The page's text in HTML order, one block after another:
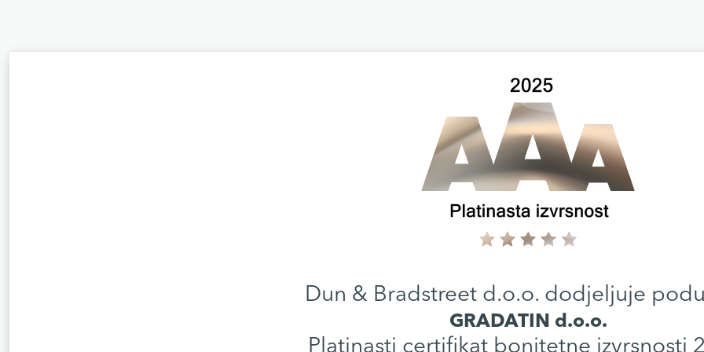
Dun & Bradstreet d.o.o. dodjeljuje
GRADATIN d.o.o.
Platinasti certifikat bonitetne izvrsnosti